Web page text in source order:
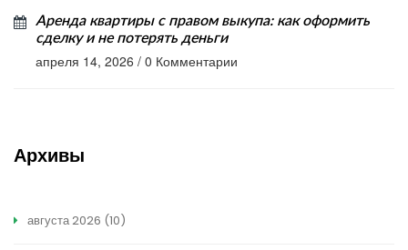
Аренда квартиры с правом выкупа: как оформить
сделку и не потерять деньги
апреля 14, 2026 / 0 Комментарии
Архивы
августа 2026 (10)